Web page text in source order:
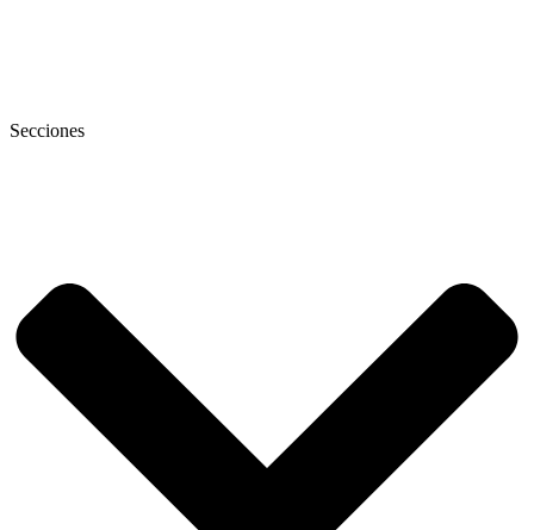
Secciones